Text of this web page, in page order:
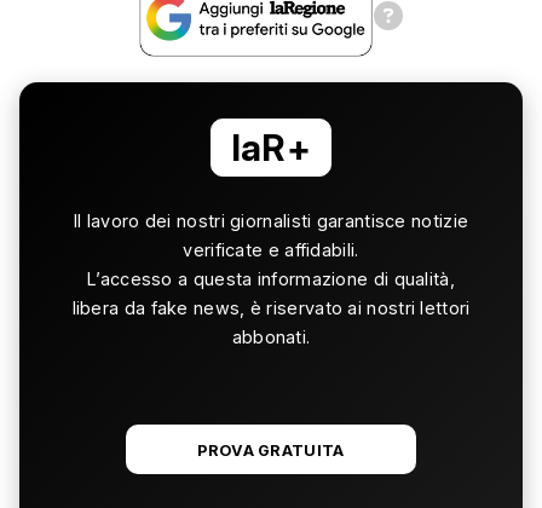
laR+
Il lavoro dei nostri giornalisti garantisce notizie
verificate e affidabili.
L’accesso a questa informazione di qualità,
libera da fake news, è riservato ai nostri lettori
abbonati.
PROVA GRATUITA